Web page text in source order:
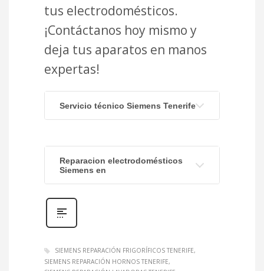
tus electrodomésticos.
¡Contáctanos hoy mismo y
deja tus aparatos en manos
expertas!
Servicio técnico Siemens Tenerife
Reparacion electrodomésticos
Siemens en
SIEMENS REPARACIÓN FRIGORÍFICOS TENERIFE
SIEMENS REPARACIÓN HORNOS TENERIFE